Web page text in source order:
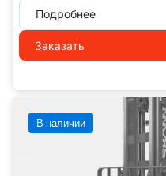
Подробнее
Заказать
В наличии